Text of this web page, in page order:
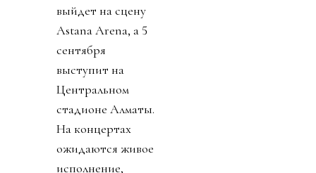
выйдет на сцену
Astana Arena, а 5
сентября
выступит на
Центральном
стадионе Алматы.
На концертах
ожидаются живое
исполнение,